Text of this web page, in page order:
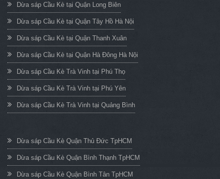
Dừa sáp Cầu Kè tại Quận Long Biên
Dừa sáp Cầu Kè tại Quận Tây Hồ Hà Nội
Dừa sáp Cầu Kè tại Quận Thanh Xuân
Dừa sáp Cầu Kè tại Quận Hà Đông Hà Nội
Dừa sáp Cầu Kè Trà Vinh tại Phú Thọ
Dừa sáp Cầu Kè Trà Vinh tại Phú Yên
Dừa sáp Cầu Kè Trà Vinh tại Quảng Bình
Dừa sáp Cầu Kè Quận Thủ Đức TpHCM
Dừa sáp Cầu Kè Quận Bình Thạnh TpHCM
Dừa sáp Cầu Kè Quận Bình Tân TpHCM